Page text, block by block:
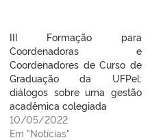
III Formação para
Coordenadoras e
Coordenadores de Curso de
Graduação da UFPel:
diálogos sobre uma gestão
acadêmica colegiada
10/05/2022
Em "Notícias"